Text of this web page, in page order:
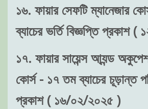
১৬. ফায়ার সেফটি ম্যানেজার
ব্যাচের ভর্তি বিজ্ঞপ্তি
১৭. ফায়ার সায়েন্স আ্যন্ড
কোর্স - ১৭ তম ব্যাচের চূড়ান্ত
প্রকাশ ( ১৬/০২/২০২৫ )